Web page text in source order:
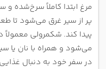
مرغ ابتدا کاملاً سرخ‌شده
پر از سیر غرق می‌شود تا
پیدا کند. شکمرولی
می‌شود و همراه با نان یا
در سفر خود به دنبال